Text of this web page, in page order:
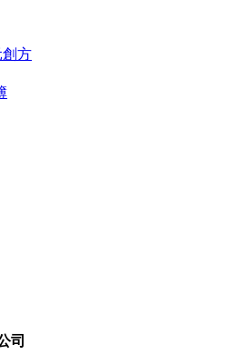
創方
司